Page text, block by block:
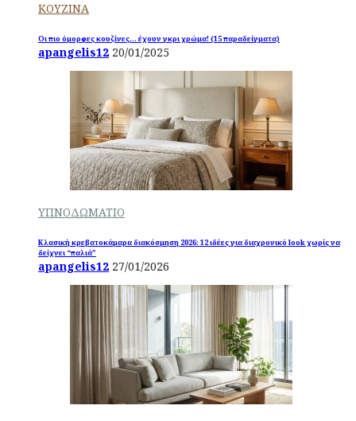
ΚΟΥΖΙΝΑ
Οι πιο όμορφες κουζίνες… έχουν γκρι χρώμα! (15 παραδείγματα)
apangelis12 20/01/2025
ΥΠΝΟΔΩΜΑΤΙΟ
Κλασική κρεβατοκάμαρα διακόσμηση 2026: 12 ιδέες για διαχρονικό look χωρίς να
δείχνει “παλιά”
apangelis12 27/01/2026